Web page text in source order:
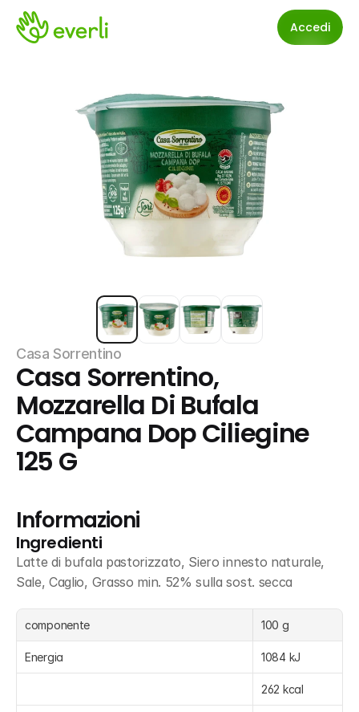
Accedi
Casa Sorrentino
Casa Sorrentino,
Mozzarella Di Bufala
Campana Dop Ciliegine
125 G
Informazioni
Ingredienti
Latte di bufala pastorizzato, Siero innesto naturale,
Sale, Caglio, Grasso min. 52% sulla sost. secca
componente 100 g
Energia 1084 kJ
262 kcal